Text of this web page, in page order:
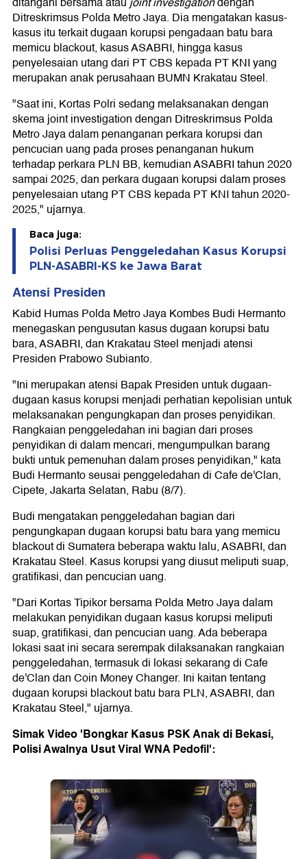
Ditreskrimsus Polda Metro Jaya. Dia mengatakan kasus-
kasus itu terkait dugaan korupsi pengadaan batu bara
memicu blackout, kasus ASABRI, hingga kasus
penyelesaian utang dari PT CBS kepada PT KNI yang
merupakan anak perusahaan BUMN Krakatau Steel.
"Saat ini, Kortas Polri sedang melaksanakan dengan
skema joint investigation dengan Ditreskrimsus Polda
Metro Jaya dalam penanganan perkara korupsi dan
pencucian uang pada proses penanganan hukum
terhadap perkara PLN BB, kemudian ASABRI tahun 2020
sampai 2025, dan perkara dugaan korupsi dalam proses
penyelesaian utang PT CBS kepada PT KNI tahun 2020-
2025," ujarnya.
Baca juga:
Polisi Perluas Penggeledahan Kasus Korupsi
PLN-ASABRI-KS ke Jawa Barat
Atensi Presiden
Kabid Humas Polda Metro Jaya Kombes Budi Hermanto
menegaskan pengusutan kasus dugaan korupsi batu
bara, ASABRI, dan Krakatau Steel menjadi atensi
Presiden Prabowo Subianto.
"Ini merupakan atensi Bapak Presiden untuk dugaan-
dugaan kasus korupsi menjadi perhatian kepolisian untuk
melaksanakan pengungkapan dan proses penyidikan.
Rangkaian penggeledahan ini bagian dari proses
penyidikan di dalam mencari, mengumpulkan barang
bukti untuk pemenuhan dalam proses penyidikan," kata
Budi Hermanto seusai penggeledahan di Cafe de'Clan,
Cipete, Jakarta Selatan, Rabu (8/7).
Budi mengatakan penggeledahan bagian dari
pengungkapan dugaan korupsi batu bara yang memicu
blackout di Sumatera beberapa waktu lalu, ASABRI, dan
Krakatau Steel. Kasus korupsi yang diusut meliputi suap,
gratifikasi, dan pencucian uang.
"Dari Kortas Tipikor bersama Polda Metro Jaya dalam
melakukan penyidikan dugaan kasus korupsi meliputi
suap, gratifikasi, dan pencucian uang. Ada beberapa
lokasi saat ini secara serempak dilaksanakan rangkaian
penggeledahan, termasuk di lokasi sekarang di Cafe
de'Clan dan Coin Money Changer. Ini kaitan tentang
dugaan korupsi blackout batu bara PLN, ASABRI, dan
Krakatau Steel," ujarnya.
Simak Video 'Bongkar Kasus PSK Anak di Bekasi,
Polisi Awalnya Usut Viral WNA Pedofil':